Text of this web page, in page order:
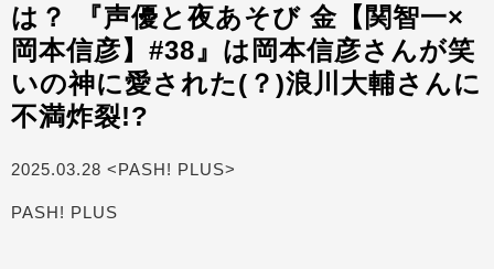
は？ 『声優と夜あそび 金【関智一×
岡本信彦】#38』は岡本信彦さんが笑
いの神に愛された(？)浪川大輔さんに
不満炸裂!?
2025.03.28 <PASH! PLUS>
PASH! PLUS